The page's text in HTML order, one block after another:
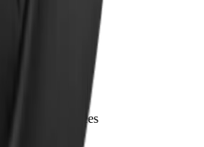
connectées
d'acheter